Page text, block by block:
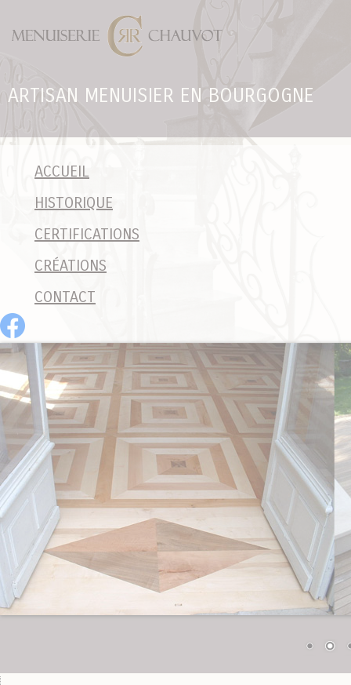
ARTISAN MENUISIER EN BOURGOGNE
ACCUEIL
HISTORIQUE
CERTIFICATIONS
CRÉATIONS
CONTACT